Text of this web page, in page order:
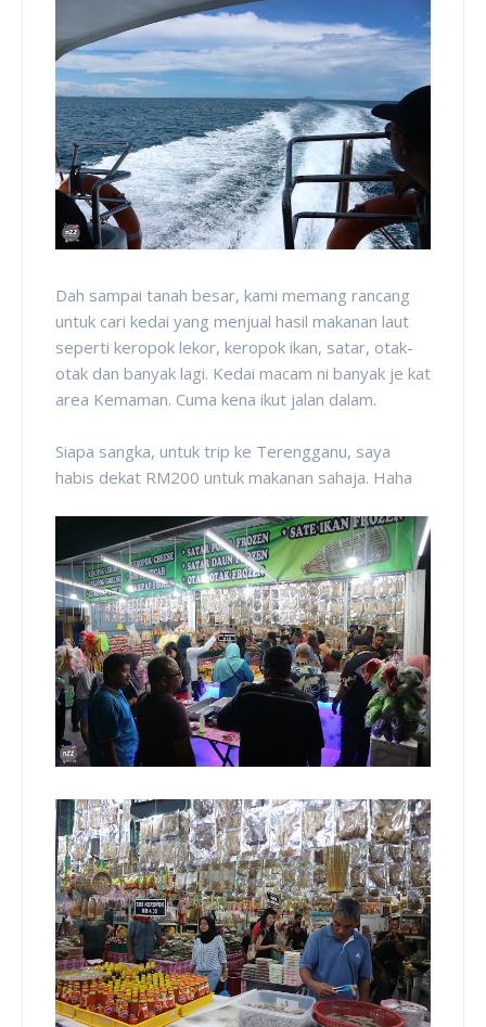
Dah sampai tanah besar, kami memang rancang
untuk cari kedai yang menjual hasil makanan laut
seperti keropok lekor, keropok ikan, satar, otak-
otak dan banyak lagi. Kedai macam ni banyak je kat
area Kemaman. Cuma kena ikut jalan dalam.
Siapa sangka, untuk trip ke Terengganu, saya
habis dekat RM200 untuk makanan sahaja. Haha